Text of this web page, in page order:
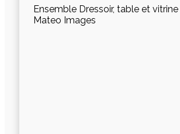
Ensemble Dressoir, table et vitrine
Mateo Images